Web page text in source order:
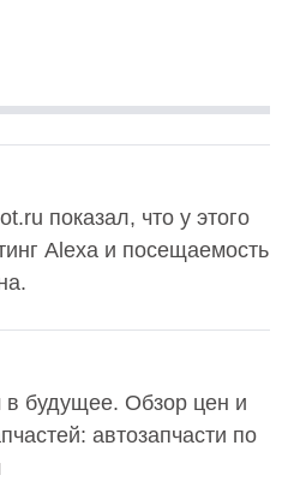
показал, что у этого
Alexa и посещаемость
будущее. Обзор цен и
автозапчасти по